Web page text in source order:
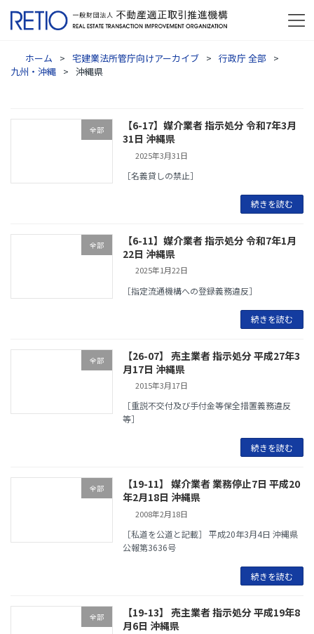
ホーム 宅建業法所管庁向けアーカイブ
行政庁 全部
九州・沖縄
沖縄県
全部
【6-17】媒介業者 指示処分 令和7年3月
31日 沖縄県
2025年3月31日
［名義貸しの禁止］
続きを読む
全部
【6-11】媒介業者 指示処分 令和7年1月
22日 沖縄県
2025年1月22日
［指定流通機構への登録義務違反］
続きを読む
全部
【26-07】 売主業者 指示処分 平成27年3
月17日 沖縄県
2015年3月17日
［重説不交付及び手付金等保全措置義務違反
等］
続きを読む
全部
【19-11】 媒介業者 業務停止7日 平成20
年2月18日 沖縄県
2008年2月18日
［私道を公道と記載］ 平成20年3月4日 沖縄県
公報第3636号
続きを読む
全部
【19-13】 売主業者 指示処分 平成19年8
月6日 沖縄県